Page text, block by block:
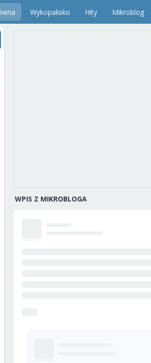
Wykopalisko Hity Mikroblog
WPIS Z MIKROBLOGA